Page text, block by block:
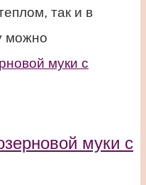
так и в
можно
муки с